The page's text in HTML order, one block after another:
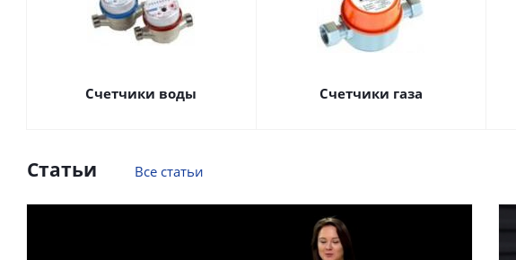
Счетчики воды Счетчики газа
Статьи Все статьи